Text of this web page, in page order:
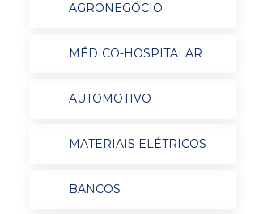
AGRONEGÓCIO
MÉDICO-HOSPITALAR
AUTOMOTIVO
MATERIAIS ELÉTRICOS
BANCOS